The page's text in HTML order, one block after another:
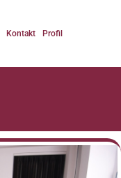
Kontakt Profil